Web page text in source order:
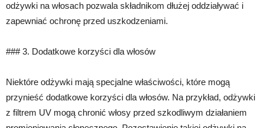
odżywki na włosach pozwala składnikom dłużej oddziaływać i
zapewniać ochronę przed uszkodzeniami.
### 3. Dodatkowe korzyści dla włosów
Niektóre odżywki mają specjalne właściwości, które mogą
przynieść dodatkowe korzyści dla włosów. Na przykład, odżywki
z filtrem UV mogą chronić włosy przed szkodliwym działaniem